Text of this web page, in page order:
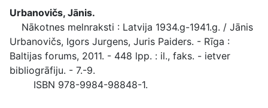
Urbanovičs, Jānis.
Nākotnes melnraksti : Latvija 1934.g-1941.g. / Jānis
Urbanovičs, Igors Jurgens, Juris Paiders. - Rīga :
Baltijas forums, 2011. - 448 lpp. : il., faks. - ietver
bibliogrāfiju. - 7.-9.
ISBN 978-9984-98848-1.